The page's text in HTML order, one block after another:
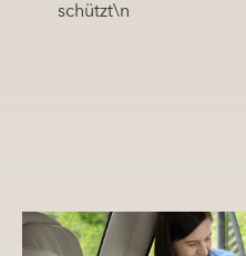
schützt\n